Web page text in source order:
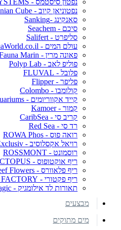
נפטוניאן קיוב - Neptunian Cube
סאנקינג -Sanking
סיכם - Seachem
סליפרט - Salifert
עולם המים - AquaWorld.co.il
פאונה מרין - Fauna Marin
פוליפ לאב - Polyp Lab
פלובל - FLUVAL
פליפר - Flipper
קולומבו - Colombo
קייד אקווריומים - CADE Aquariums
קמור - Kamoer
קריב סי - CaribSea
רד סי - Red Sea
רואה פוס - ROWA Phos
רויאל אקסלוסיב - Royal Exclusiv
רוסמונט - ROSSMONT
ריף אוקטופוס - REEF OCTOPUS
ריף פלאוורס - Reef Flowers
ריף פקטורי - REEF FACTORY
תאורות לד אילומגיק - Illumagic
מבצעים
מים מתוקים